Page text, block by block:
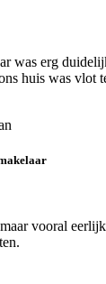
was erg
huis was vlot
vooral